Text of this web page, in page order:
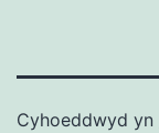
Cyhoeddwyd yn